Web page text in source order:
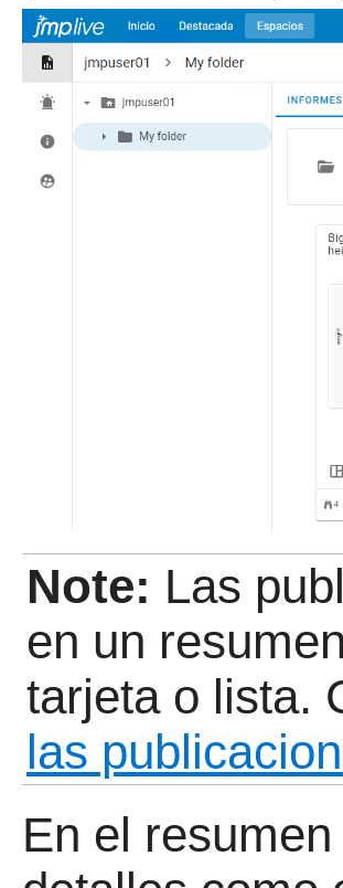
Note: Las
en un
tarjeta o lista.
las
En el